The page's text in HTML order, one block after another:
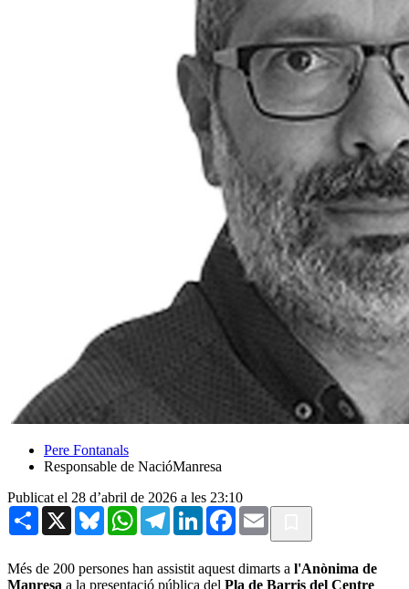
Pere Fontanals
Responsable de NacióManresa
Publicat el 28 d’abril de 2026 a les 23:10
Share X BlueskyWhatsAppTelegramLinkedInFacebook
Email
Més de 200 persones han assistit aquest dimarts a l'Anònima de
Manresa a la presentació pública del Pla de Barris del Centre